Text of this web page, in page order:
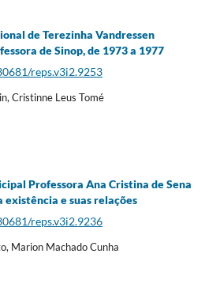
de Terezinha Vandressen
de Sinop, de 1973 a 1977
reps.v3i2.9253
Cristinne Leus Tomé
Professora Ana Cristina de Sena
existência e suas relações
reps.v3i2.9236
Marion Machado Cunha